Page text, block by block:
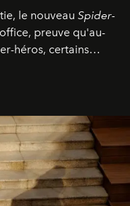
le nouveau Spider-
preuve qu'au-
héros, certains
une ferveur intacte.